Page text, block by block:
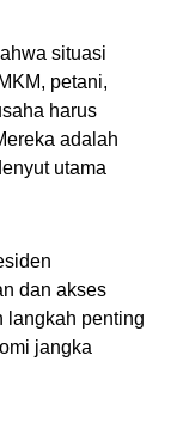
situasi
petani,
harus
adalah
utama
dan akses
langkah penting
jangka